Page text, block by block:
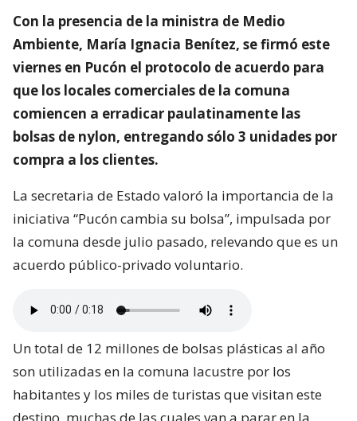
Con la presencia de la ministra de Medio
Ambiente, María Ignacia Benítez, se firmó este
viernes en Pucón el protocolo de acuerdo para
que los locales comerciales de la comuna
comiencen a erradicar paulatinamente las
bolsas de nylon, entregando sólo 3 unidades por
compra a los clientes.
La secretaria de Estado valoró la importancia de la
iniciativa “Pucón cambia su bolsa”, impulsada por
la comuna desde julio pasado, relevando que es un
acuerdo público-privado voluntario.
Un total de 12 millones de bolsas plásticas al año
son utilizadas en la comuna lacustre por los
habitantes y los miles de turistas que visitan este
destino, muchas de las cuales van a parar en la